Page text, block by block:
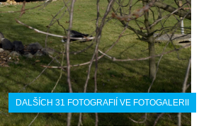
DALŠÍCH 31 FOTOGRAFIÍ VE FOTOGALERII